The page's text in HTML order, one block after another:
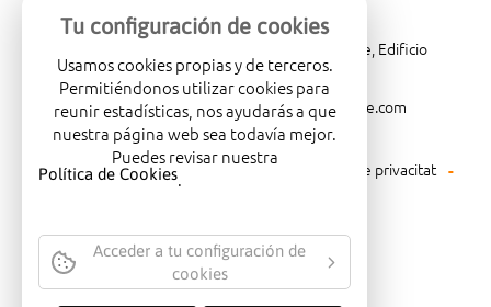
Carretera de Madrid Km. 4, 03007 Alicante, Edificio
Administrativo, planta 3ª
966081001
merca@mercalicante.com
Avís legal Política de cookies
Política de privacitat
Política mediambiental
EMPRESA CERTIFICADA AMB EL
Tu configuración de cookies
Usamos cookies propias y de terceros.
Permitiéndonos utilizar cookies para
reunir estadísticas, nos ayudarás a que
nuestra página web sea todavía mejor.
Puedes revisar nuestra
Política de Cookies.
Acceder a tu configuración de
cookies